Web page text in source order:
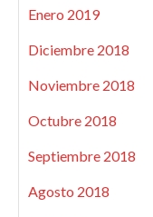
Enero 2019
Diciembre 2018
Noviembre 2018
Octubre 2018
Septiembre 2018
Agosto 2018